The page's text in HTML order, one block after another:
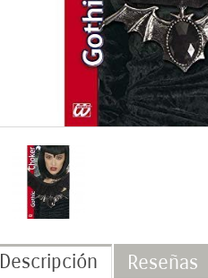
Descripción Reseñas